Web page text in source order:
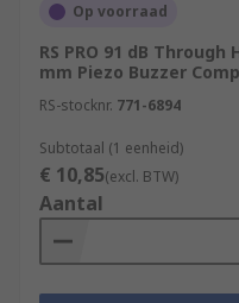
Op voorraad
RS PRO 91 dB
mm Piezo Buzzer
RS-stocknr. 771-6894
Subtotaal (1 eenheid)
€ 10,85(excl. BTW)
Aantal